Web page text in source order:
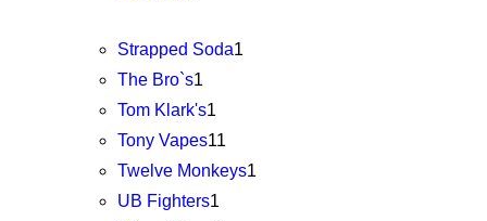
Strapped Soda1
The Bro`s1
Tom Klark's1
Tony Vapes11
Twelve Monkeys1
UB Fighters1